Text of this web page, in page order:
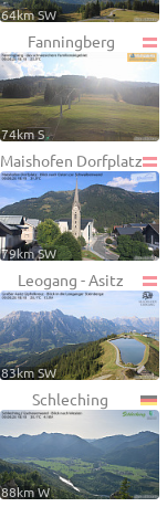
64km SW
Fanningberg
74km S
Maishofen Dorfplatz
79km SW
Leogang - Asitz
83km SW
Schleching
88km W